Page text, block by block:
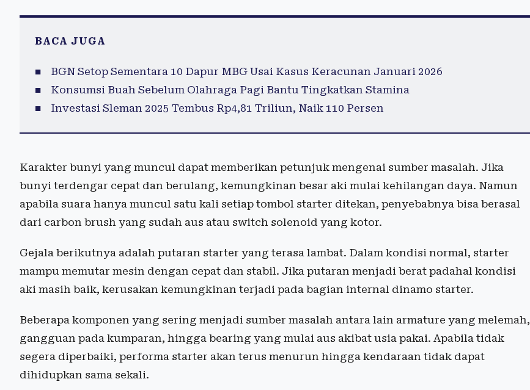
BACA JUGA
BGN Setop Sementara 10 Dapur MBG Usai Kasus Keracunan Januari 2026
Konsumsi Buah Sebelum Olahraga Pagi Bantu Tingkatkan Stamina
Investasi Sleman 2025 Tembus Rp4,81 Triliun, Naik 110 Persen
Karakter bunyi yang muncul dapat memberikan petunjuk mengenai sumber masalah. Jika
bunyi terdengar cepat dan berulang, kemungkinan besar aki mulai kehilangan daya. Namun
apabila suara hanya muncul satu kali setiap tombol starter ditekan, penyebabnya bisa berasal
dari carbon brush yang sudah aus atau switch solenoid yang kotor.
Gejala berikutnya adalah putaran starter yang terasa lambat. Dalam kondisi normal, starter
mampu memutar mesin dengan cepat dan stabil. Jika putaran menjadi berat padahal kondisi
aki masih baik, kerusakan kemungkinan terjadi pada bagian internal dinamo starter.
Beberapa komponen yang sering menjadi sumber masalah antara lain armature yang melemah,
gangguan pada kumparan, hingga bearing yang mulai aus akibat usia pakai. Apabila tidak
segera diperbaiki, performa starter akan terus menurun hingga kendaraan tidak dapat
dihidupkan sama sekali.